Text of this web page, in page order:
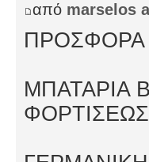
από marselos
ΜΠΑΤΑΡΙΑ
ΦΟΡΤΙΣΕΩΣ